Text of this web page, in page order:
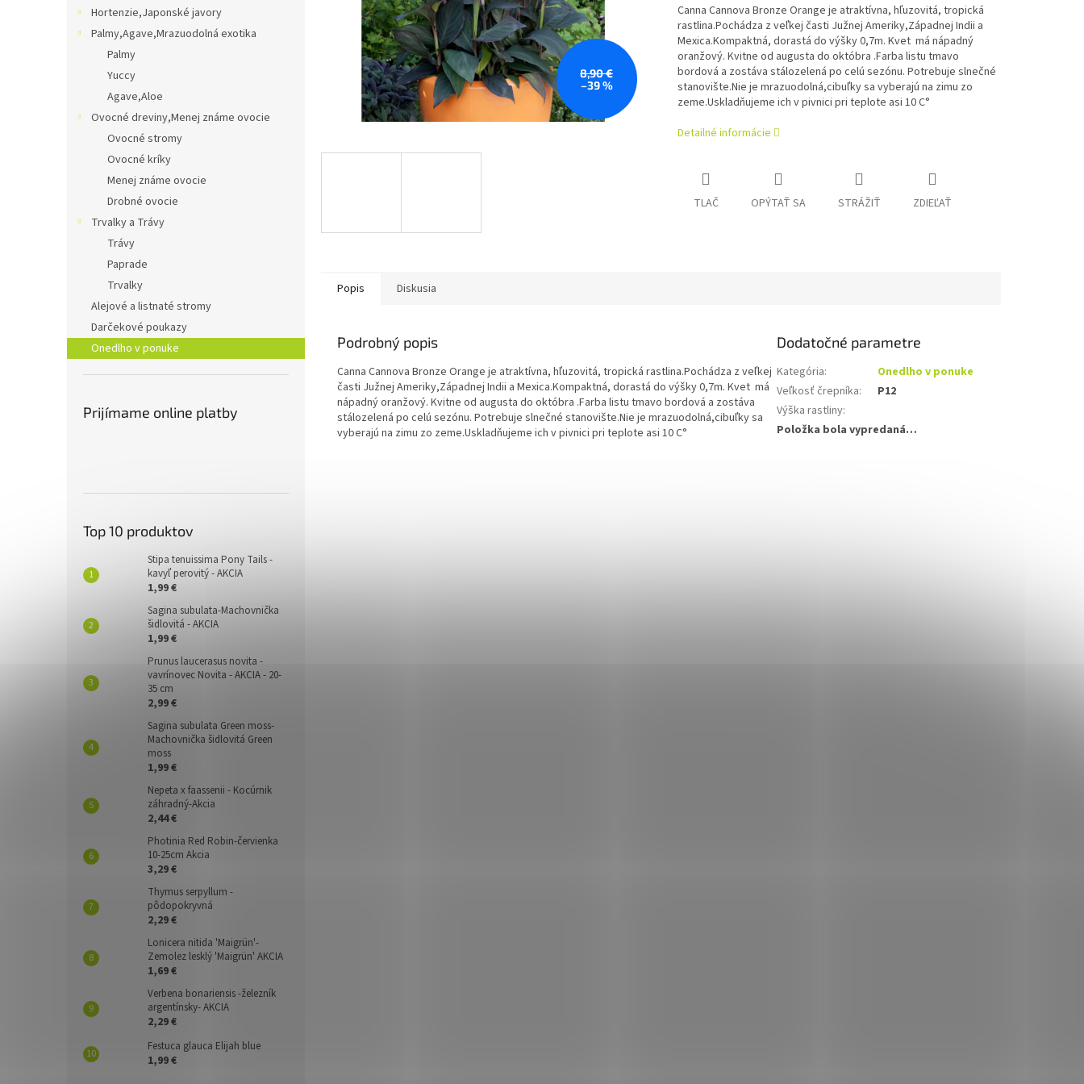
Hortenzie,Japonské javory
Palmy,Agave,Mrazuodolná exotika
Palmy
Yuccy
Agave,Aloe
Ovocné dreviny,Menej známe ovocie
Ovocné stromy
Ovocné kríky
Menej známe ovocie
Drobné ovocie
Trvalky a Trávy
Trávy
Paprade
Trvalky
Alejové a listnaté stromy
Darčekové poukazy
Onedlho v ponuke
Prijímame online platby
Top 10 produktov
Stipa tenuissima Pony Tails -
kavyľ perovitý - AKCIA
1,99 €
Sagina subulata-Machovnička
šidlovitá - AKCIA
1,99 €
Prunus laucerasus novita -
vavrínovec Novita - AKCIA - 20-
35 cm
2,99 €
Sagina subulata Green moss-
Machovnička šidlovitá Green
moss
1,99 €
Nepeta x faassenii - Kocúrnik
záhradný-Akcia
2,44 €
Photinia Red Robin-červienka
10-25cm Akcia
3,29 €
Thymus serpyllum -
pôdopokryvná
2,29 €
Lonicera nitida 'Maigrün'-
Zemolez lesklý 'Maigrün' AKCIA
1,69 €
Verbena bonariensis -železník
argentínsky- AKCIA
2,29 €
Festuca glauca Elijah blue
1,99 €
8,90 €
–39 %
Canna Cannova Bronze Orange je atraktívna, hľuzovitá, tropická
rastlina.Pochádza z veľkej časti Južnej Ameriky,Západnej Indii a
Mexica.Kompaktná, dorastá do výšky 0,7m. Kvet má nápadný
oranžový. Kvitne od augusta do októbra .Farba listu tmavo
bordová a zostáva stálozelená po celú sezónu. Potrebuje slnečné
stanovište.Nie je mrazuodolná,cibuľky sa vyberajú na zimu zo
zeme.Uskladňujeme ich v pivnici pri teplote asi 10 C°
Detailné informácie
TLAČ OPÝTAŤ SA STRÁŽIŤ ZDIEĽAŤ
Popis Diskusia
Podrobný popis
Canna Cannova Bronze Orange je atraktívna, hľuzovitá, tropická rastlina.Pochádza z veľkej
časti Južnej Ameriky,Západnej Indii a Mexica.Kompaktná, dorastá do výšky 0,7m. Kvet má
nápadný oranžový. Kvitne od augusta do októbra .Farba listu tmavo bordová a zostáva
stálozelená po celú sezónu. Potrebuje slnečné stanovište.Nie je mrazuodolná,cibuľky sa
vyberajú na zimu zo zeme.Uskladňujeme ich v pivnici pri teplote asi 10 C°
Dodatočné parametre
Kategória:
Onedlho v ponuke
Veľkosť črepníka:
P12
Výška rastliny:
Položka bola vypredaná…